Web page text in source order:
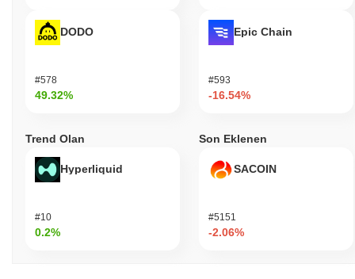
DODO
#578
49.32%
Epic Chain
#593
-16.54%
Trend Olan
Hyperliquid
#10
0.2%
Son Eklenen
SACOIN
#5151
-2.06%